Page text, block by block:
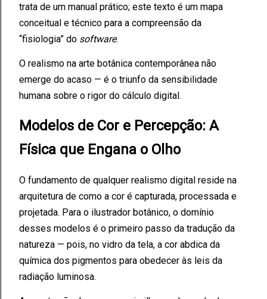
trata de um manual prático; este texto é um mapa
conceitual e técnico para a compreensão da
“fisiologia” do software.
O realismo na arte botânica contemporânea não
emerge do acaso — é o triunfo da sensibilidade
humana sobre o rigor do cálculo digital.
Modelos de Cor e Percepção: A
Física que Engana o Olho
O fundamento de qualquer realismo digital reside na
arquitetura de como a cor é capturada, processada e
projetada. Para o ilustrador botânico, o domínio
desses modelos é o primeiro passo da tradução da
natureza — pois, no vidro da tela, a cor abdica da
química dos pigmentos para obedecer às leis da
radiação luminosa.